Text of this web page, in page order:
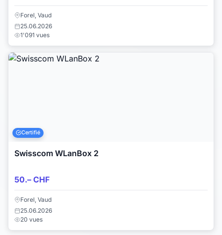
Forel, Vaud
25.06.2026
1'091 vues
Certifié
Swisscom WLanBox 2
50.– CHF
Forel, Vaud
25.06.2026
20 vues